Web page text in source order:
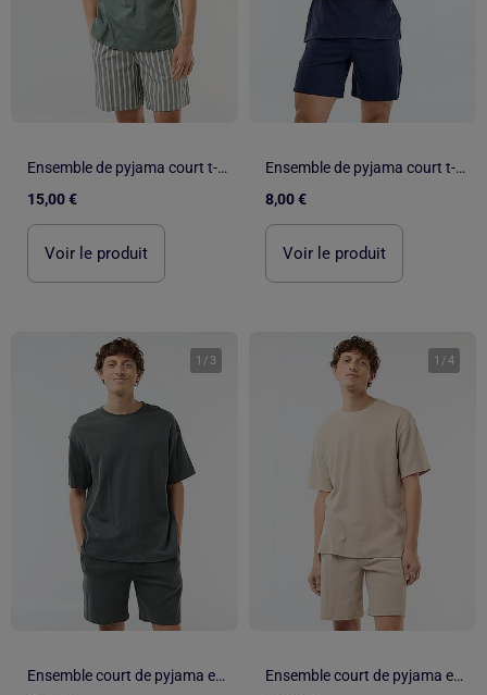
Ensemble de pyjama court t-shirt + short - 2 pièces
15,00 €
Voir le produit
Ensemble de pyjama court t-shirt + short - 2 pièces
8,00 €
Voir le produit
1 / 3
Ensemble court de pyjama en nid d'abeilles - 2 pièces
1 /4
Ensemble court de pyjama en nid d'abeilles - 2 pièces